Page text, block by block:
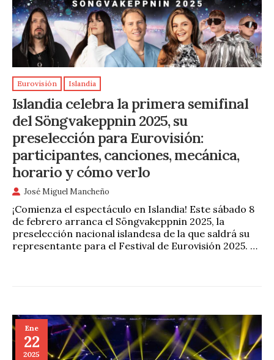
Eurovisión Islandia
Islandia celebra la primera semifinal
del Söngvakeppnin 2025, su
preselección para Eurovisión:
participantes, canciones, mecánica,
horario y cómo verlo
José Miguel Mancheño
¡Comienza el espectáculo en Islandia! Este sábado 8
de febrero arranca el Söngvakeppnin 2025, la
preselección nacional islandesa de la que saldrá su
representante para el Festival de Eurovisión 2025. …
Ene
22
2025